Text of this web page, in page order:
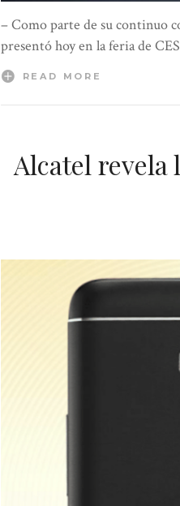
– Como parte de su continuo
presentó hoy en la feria de
READ MORE
Alcatel revela